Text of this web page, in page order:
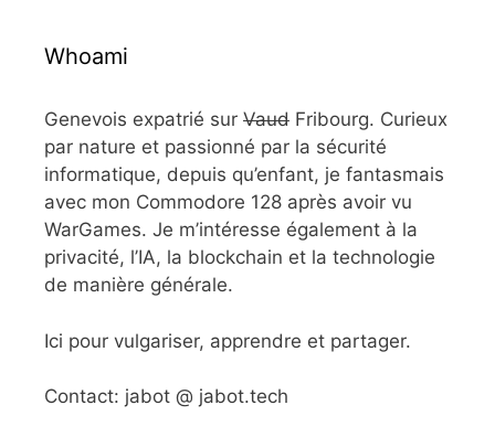
Whoami
Genevois expatrié sur Vaud Fribourg. Curieux
par nature et passionné par la sécurité
informatique, depuis qu’enfant, je fantasmais
avec mon Commodore 128 après avoir vu
WarGames. Je m’intéresse également à la
privacité, l’IA, la blockchain et la technologie
de manière générale.
Ici pour vulgariser, apprendre et partager.
Contact: jabot @ jabot.tech